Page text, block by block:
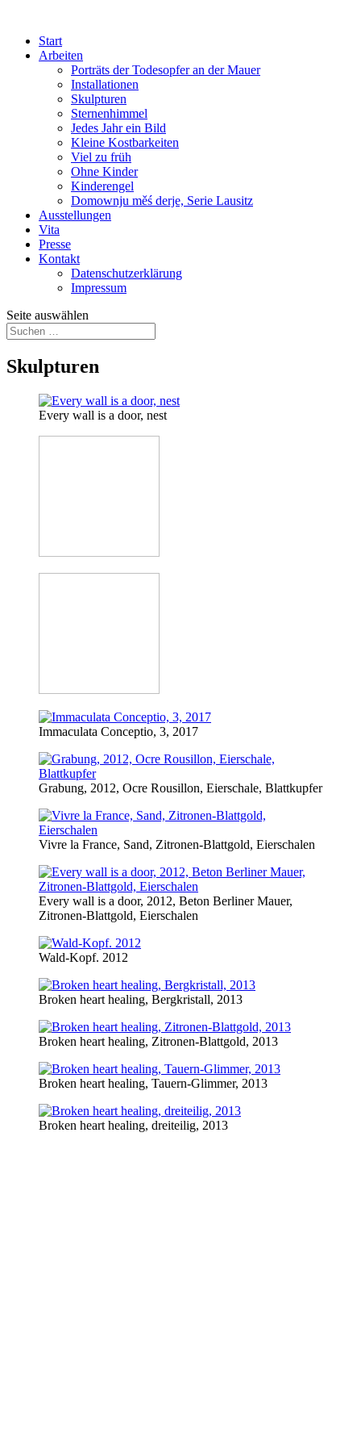
Start
Arbeiten
Porträts der Todesopfer an der Mauer
Installationen
Skulpturen
Sternenhimmel
Jedes Jahr ein Bild
Kleine Kostbarkeiten
Viel zu früh
Ohne Kinder
Kinderengel
Domownju měś derje, Serie Lausitz
Ausstellungen
Vita
Presse
Kontakt
Datenschutzerklärung
Impressum
Seite auswählen
Skulpturen
Every wall is a door, nest
Immaculata Conceptio, 3, 2017
Grabung, 2012, Ocre Rousillon, Eierschale, Blattkupfer
Vivre la France, Sand, Zitronen-Blattgold, Eierschalen
Every wall is a door, 2012, Beton Berliner Mauer,
Zitronen-Blattgold, Eierschalen
Wald-Kopf. 2012
Broken heart healing, Bergkristall, 2013
Broken heart healing, Zitronen-Blattgold, 2013
Broken heart healing, Tauern-Glimmer, 2013
Broken heart healing, dreiteilig, 2013